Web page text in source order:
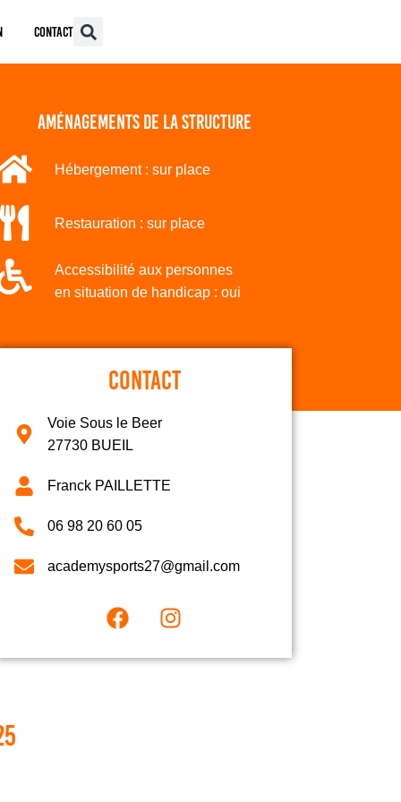
Contact
aménagements de la structure
Hébergement : sur place
Restauration : sur place
Accessibilité aux personnes
en situation de handicap : oui
CONTACT
Voie Sous le Beer
27730 BUEIL
Franck PAILLETTE
06 98 20 60 05
academysports27@gmail.com